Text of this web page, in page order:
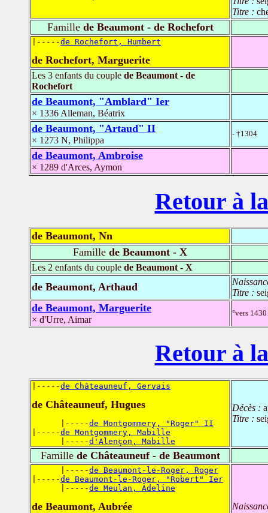
Titre :
Famillede Beaumont - de Rochefort
|-----de Rochefort, Humbert
de Rochefort, Marguerite
Les 3 enfants du couple de Beaumont - de
Rochefort
de Beaumont, "Amblard" Ier
× 1336 Alleman, Béatrix
de Beaumont, "Artaud" II
× 1273 N, Philippa
- †1304
de Beaumont, Ambroise
× 1289 d'Arces, Aymon
Retour à
de Beaumont, Nn
Famille de Beaumont - X
Les 2 enfants du couple de Beaumont - X
de Beaumont, Arthaud
Titre :
de Beaumont, Marguerite
× d'Urre, Aimar
°vers
Retour à
|-----de Châteauneuf, Gervais
de Châteauneuf, Hugues
      |-----
de Montgommery, "Roger" II
|-----de Montgommery, Mabille
      |-----
d'Alençon, Mabille
Décès :
Titre :
Famillede Châteauneuf - de Beaumont
      |-----
de Beaumont-le-Roger, Roger
|-----de Beaumont-le-Roger, "Robert" Ier
      |-----
de Meulan, Adeline
de Beaumont, Aubrée